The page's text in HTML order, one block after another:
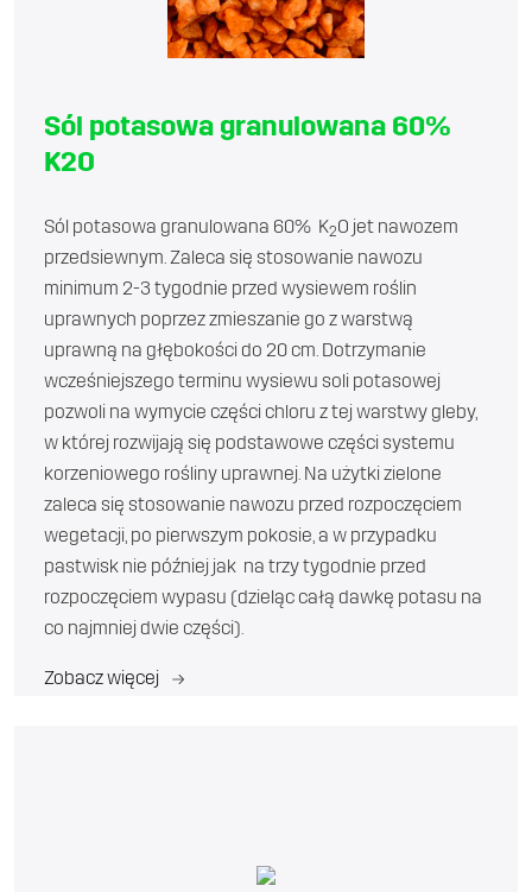
Sól potasowa granulowana 60%
K2O
Sól potasowa granulowana 60% K2O jet nawozem
przedsiewnym. Zaleca się stosowanie nawozu
minimum 2-3 tygodnie przed wysiewem roślin
uprawnych poprzez zmieszanie go z warstwą
uprawną na głębokości do 20 cm. Dotrzymanie
wcześniejszego terminu wysiewu soli potasowej
pozwoli na wymycie części chloru z tej warstwy gleby,
w której rozwijają się podstawowe części systemu
korzeniowego rośliny uprawnej. Na użytki zielone
zaleca się stosowanie nawozu przed rozpoczęciem
wegetacji, po pierwszym pokosie, a w przypadku
pastwisk nie później jak na trzy tygodnie przed
rozpoczęciem wypasu (dzieląc całą dawkę potasu na
co najmniej dwie części).
Zobacz więcej